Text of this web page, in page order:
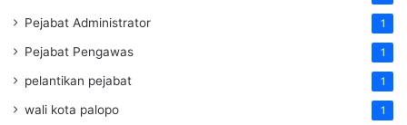
Pejabat Administrator 1
Pejabat Pengawas 1
pelantikan pejabat 1
wali kota palopo 1